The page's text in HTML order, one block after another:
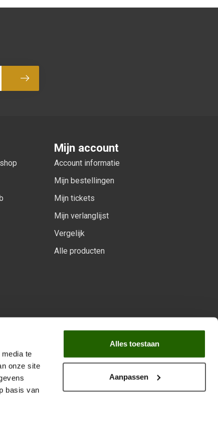
te
onze site
basis van
Alles toestaan
Aanpassen
Abonneer
Mijn account
Account informatie
Mijn bestellingen
Mijn tickets
Mijn verlanglijst
Vergelijk
Alle producten